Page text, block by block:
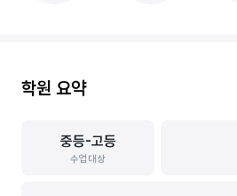
학원 요약
중등-고등
수업대상